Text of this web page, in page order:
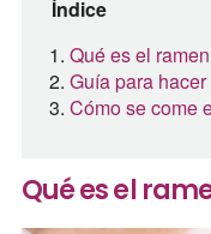
Índice
Qué es el ramen
Guía para
Cómo se come
Qué es el